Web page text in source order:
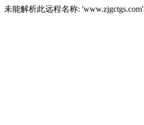
未能解析此远程名称: 'www.zjgctgs.com'